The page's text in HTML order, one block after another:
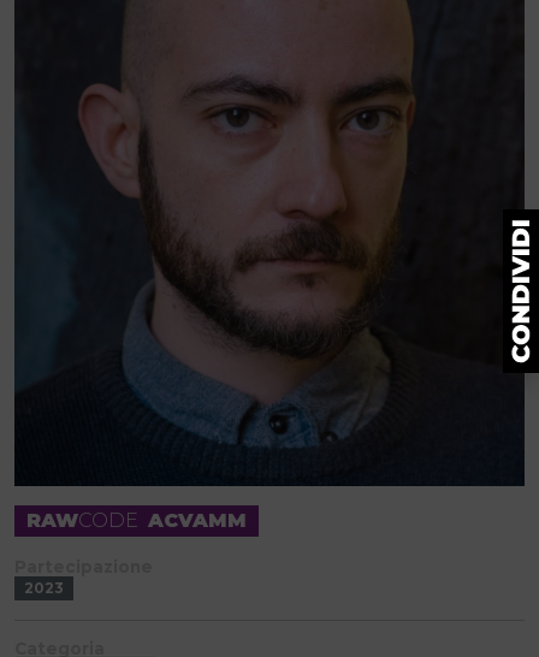
RAWCODE ACVAMM
2023